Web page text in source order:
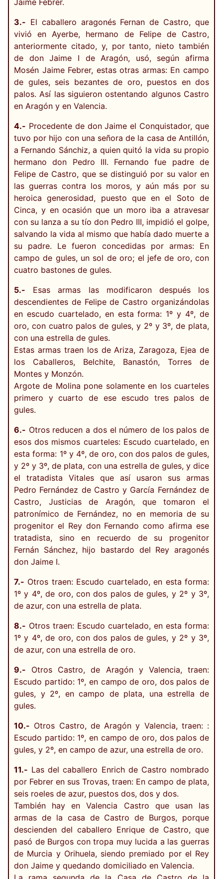
Jaime Febrer.
3.- El caballero aragonés Fernan de Castro, que
vivió en Ayerbe, hermano de Felipe de Castro,
anteriormente citado, y, por tanto, nieto también
de don Jaime I de Aragón, usó, según afirma
Mosén Jaime Febrer, estas otras armas: En campo
de gules, seis bezantes de oro, puestos en dos
palos. Así las siguieron ostentando algunos Castro
en Aragón y en Valencia.
4.- Procedente de don Jaime el Conquistador, que
tuvo por hijo con una señora de la casa de Antillón,
a Fernando Sánchiz, a quien quitó la vida su propio
hermano don Pedro III. Fernando fue padre de
Felipe de Castro, que se distinguió por su valor en
las guerras contra los moros, y aún más por su
heroica generosidad, puesto que en el Soto de
Cinca, y en ocasión que un moro iba a atravesar
con su lanza a su tío don Pedro III, impidió el golpe,
salvando la vida al mismo que había dado muerte a
su padre. Le fueron concedidas por armas: En
campo de gules, un sol de oro; el jefe de oro, con
cuatro bastones de gules.
5.- Esas armas las modificaron después los
descendientes de Felipe de Castro organizándolas
en escudo cuartelado, en esta forma: 1º y 4º, de
oro, con cuatro palos de gules, y 2º y 3º, de plata,
con una estrella de gules.
Estas armas traen los de Ariza, Zaragoza, Ejea de
los Caballeros, Belchite, Banastón, Torres de
Montes y Monzón.
Argote de Molina pone solamente en los cuarteles
primero y cuarto de ese escudo tres palos de
gules.
6.- Otros reducen a dos el número de los palos de
esos dos mismos cuarteles: Escudo cuartelado, en
esta forma: 1º y 4º, de oro, con dos palos de gules,
y 2º y 3º, de plata, con una estrella de gules, y dice
el tratadista Vitales que así usaron sus armas
Pedro Fernández de Castro y García Fernández de
Castro, Justicias de Aragón, que tomaron el
patronímico de Fernández, no en memoria de su
progenitor el Rey don Fernando como afirma ese
tratadista, sino en recuerdo de su progenitor
Fernán Sánchez, hijo bastardo del Rey aragonés
don Jaime I.
7.- Otros traen: Escudo cuartelado, en esta forma:
1º y 4º, de oro, con dos palos de gules, y 2º y 3º,
de azur, con una estrella de plata.
8.- Otros traen: Escudo cuartelado, en esta forma:
1º y 4º, de oro, con dos palos de gules, y 2º y 3º,
de azur, con una estrella de oro.
9.- Otros Castro, de Aragón y Valencia, traen:
Escudo partido: 1º, en campo de oro, dos palos de
gules, y 2º, en campo de plata, una estrella de
gules.
10.- Otros Castro, de Aragón y Valencia, traen: :
Escudo partido: 1º, en campo de oro, dos palos de
gules, y 2º, en campo de azur, una estrella de oro.
11.- Las del caballero Enrich de Castro nombrado
por Febrer en sus Trovas, traen: En campo de plata,
seis roeles de azur, puestos dos, dos y dos.
También hay en Valencia Castro que usan las
armas de la casa de Castro de Burgos, porque
descienden del caballero Enrique de Castro, que
pasó de Burgos con tropa muy lucida a las guerras
de Murcia y Orihuela, siendo premiado por el Rey
don Jaime y quedando domiciliado en Valencia.